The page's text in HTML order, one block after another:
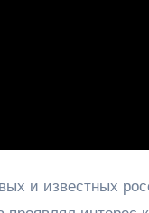
и известных